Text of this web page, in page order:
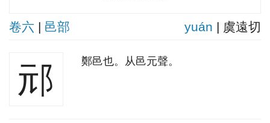
卷六 | 邑部 yuán | 虞遠切
邧 鄭邑也。从邑元聲。